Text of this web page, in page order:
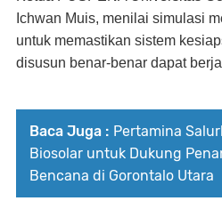
Ichwan Muis, menilai simulasi
untuk memastikan sistem
disusun benar-benar dapat
Baca Juga : Pertamina
Biosolar untuk Dukung
Bencana di Gorontalo Utara